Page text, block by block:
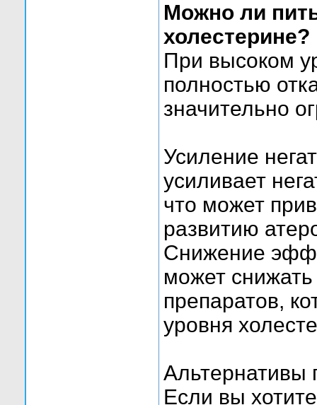
Можно ли
холестерине?
При высоком
полностью
значительно
Усиление
усиливает
что может
развитию
Снижение
может
препаратов,
уровня
Альтернативы
Если вы